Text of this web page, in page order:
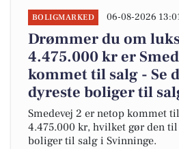
BOLIGMARKED 06-08-2026
Drømmer du om
4.475.000 kr er
kommet til salg - Se
dyreste boliger til
Smedevej 2 er netop kommet
4.475.000 kr, hvilket gør den
boliger til salg i Svinninge.